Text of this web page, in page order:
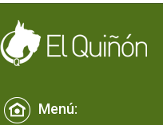
Menú: